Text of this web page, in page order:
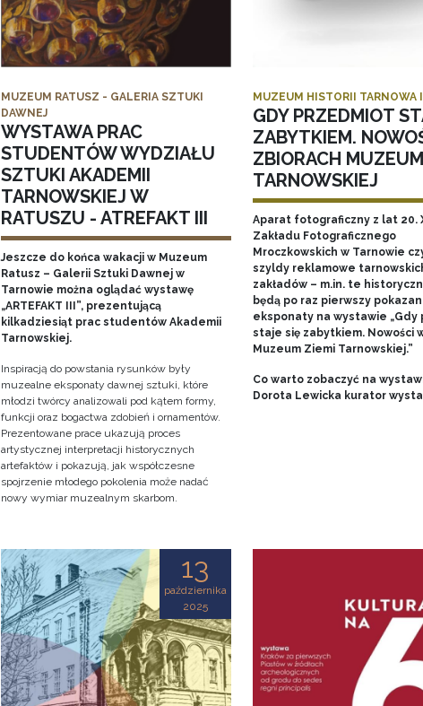
MUZEUM RATUSZ - GALERIA SZTUKI
DAWNEJ
WYSTAWA PRAC
STUDENTÓW WYDZIAŁU
SZTUKI AKADEMII
TARNOWSKIEJ W
RATUSZU - ATREFAKT III
Jeszcze do końca wakacji w Muzeum
Ratusz – Galerii Sztuki Dawnej w
Tarnowie można oglądać wystawę
„ARTEFAKT III”, prezentującą
kilkadziesiąt prac studentów Akademii
Tarnowskiej.
Inspiracją do powstania rysunków były
muzealne eksponaty dawnej sztuki, które
młodzi twórcy analizowali pod kątem formy,
funkcji oraz bogactwa zdobień i ornamentów.
Prezentowane prace ukazują proces
artystycznej interpretacji historycznych
artefaktów i pokazują, jak współczesne
spojrzenie młodego pokolenia może nadać
nowy wymiar muzealnym skarbom.
MUZEUM HISTORII TARNOWA
GDY PRZEDMIOT
ZABYTKIEM.
ZBIORACH
TARNOWSKIEJ
Aparat fotograficzny z lat 20.
Zakładu Fotograficznego
Mroczkowskich w Tarnowie
szyldy reklamowe
zakładów – m.in. te
będą po raz pierwszy
eksponaty na wystawie „Gdy
staje się zabytkiem. Nowości
Muzeum Ziemi Tarnowskiej.”
Co warto zobaczyć na
Dorota Lewicka kurator
13
października
2025